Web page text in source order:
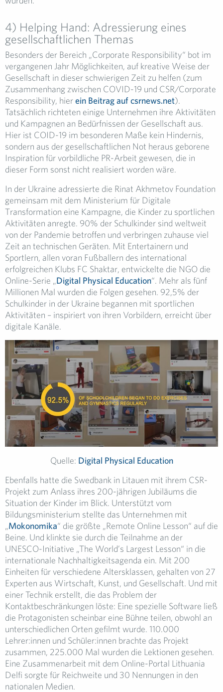
4) Helping Hand: Adressierung eines
gesellschaftlichen Themas
Besonders der Bereich „Corporate Responsibility“ bot im
vergangenen Jahr Möglichkeiten, auf kreative Weise der
Gesellschaft in dieser schwierigen Zeit zu helfen (zum
Zusammenhang zwischen COVID-19 und CSR/Corporate
Responsibility, hierein Beitrag auf csrnews.net).
Tatsächlich richteten einige Unternehmen ihre Aktivitäten
und Kampagnen an Bedürfnissen der Gesellschaft aus.
Hier ist COID-19 im besonderen Maße kein Hindernis,
sondern aus der gesellschaftlichen Not heraus geborene
Inspiration für vorbildliche PR-Arbeit gewesen, die in
dieser Form sonst nicht realisiert worden wäre.
In der Ukraine adressierte die Rinat Akhmetov Foundation
gemeinsam mit dem Ministerium für Digitale
Transformation eine Kampagne, die Kinder zu sportlichen
Aktivitäten anregte. 90% der Schulkinder sind weltweit
von der Pandemie betroffen und verbringen zuhause viel
Zeit an technischen Geräten. Mit Entertainern und
Sportlern, allen voran Fußballern des international
erfolgreichen Klubs FC Shaktar, entwickelte die NGO die
Online-Serie „Digital Physical Education“. Mehr als fünf
Millionen Mal wurden die Folgen gesehen. 92,5% der
Schulkinder in der Ukraine begannen mit sportlichen
Aktivitäten – inspiriert von ihren Vorbildern, erreicht über
digitale Kanäle.
Quelle: Digital Physical Education
Ebenfalls hatte die Swedbank in Litauen mit ihrem CSR-
Projekt zum Anlass ihres 200-jährigen Jubiläums die
Situation der Kinder im Blick. Unterstützt vom
Bildungsministerium stellte das Unternehmen mit
„Mokonomika“ die größte „Remote Online Lesson“ auf die
Beine. Und klinkte sie durch die Teilnahme an der
UNESCO-Initiative „The World’s Largest Lesson“ in die
internationale Nachhaltigkeitsagenda ein. Mit 200
Einheiten für verschiedene Altersklassen, gehalten von 27
Experten aus Wirtschaft, Kunst, und Gesellschaft. Und mit
einer Technik erstellt, die das Problem der
Kontaktbeschränkungen löste: Eine spezielle Software ließ
die Protagonisten scheinbar eine Bühne teilen, obwohl an
unterschiedlichen Orten gefilmt wurde. 110.000
Lehrer:innen und Schüler:innen brachte das Projekt
zusammen, 225.000 Mal wurden die Lektionen gesehen.
Eine Zusammenarbeit mit dem Online-Portal Lithuania
Delfi sorgte für Reichweite und 30 Nennungen in den
nationalen Medien.